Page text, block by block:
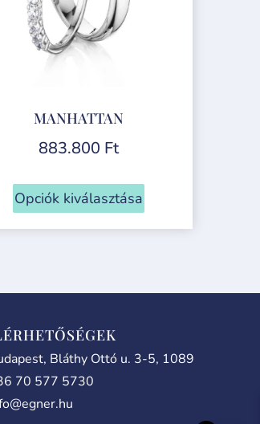
MANHATTAN
883.800 Ft
Opciók kiválasztása
Bláthy Ottó u. 3-5, 1089
70 577 5730